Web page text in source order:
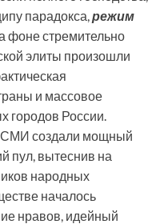
парадокса,режим
фоне стремительно
элиты произошли
и массовое
городов России.
СМИ создали мощный
пул, вытеснив на
народных
началось
нравов, идейный